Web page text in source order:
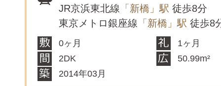
JR京浜東北線 「新橋」駅 徒歩8分
東京メトロ銀座線 「新橋」駅 徒歩8
0ヶ月
1ヶ月
2DK
50.99m²
2014年03月